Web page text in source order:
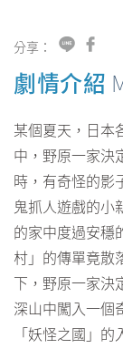
劇情介紹
分享：
某個夏天，日本
中，野原一家決
時，有奇怪的影
鬼抓人遊戲的小
的家中度過安穩
村」的傳單竟散
下，野原一家決
深山中闖入一個
「妖怪之國」